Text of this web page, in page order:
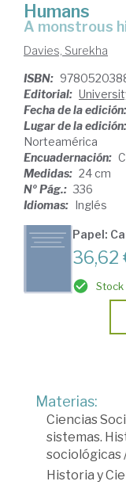
Humans
a monstrous
Davies, Surekha
ISBN:
Editorial:
Fecha de la edición:
Lugar de la edición:
Norteamérica
Encuadernación:
Medidas: 24 cm
Nº Pág.: 336
Idiomas: Inglés
Papel:
36,62
Stock
Materias:
Ciencias
sistemas.
sociológicas
Historia y